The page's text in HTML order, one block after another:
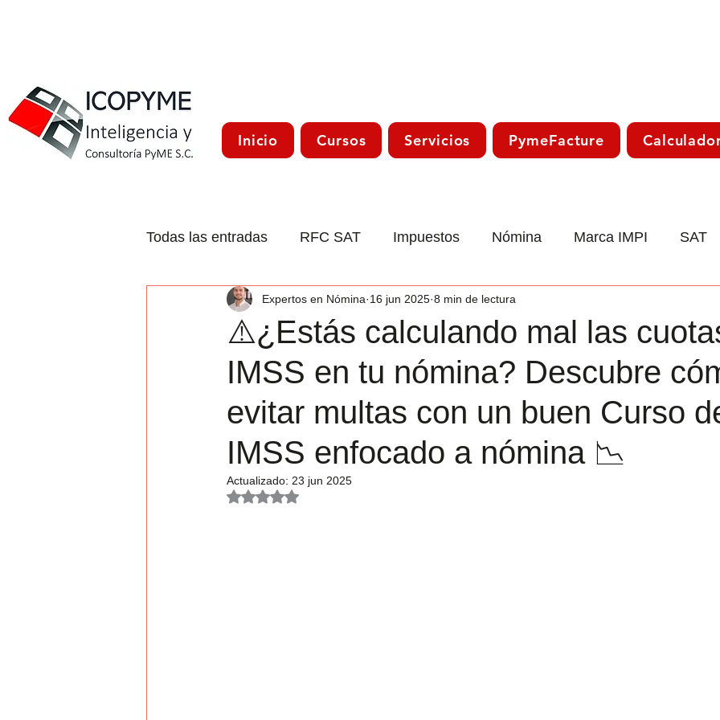
Inicio Cursos Servicios PymeFacture
Todas las entradas RFC SAT Impuestos Nómina Marca IMPI SAT
CFDI 4.0 Trámites México Laboral Declaración Anual
Jornada
⚠️¿Estás calculando mal las
IMSS en tu nómina? Descubre
evitar multas con un buen Curso
IMSS enfocado a nómina 📉
Expertos en Nómina 16 jun 2025 8 min de lectura
Actualizado: 23 jun 2025
Obtuvo NaN de 5 estrellas.